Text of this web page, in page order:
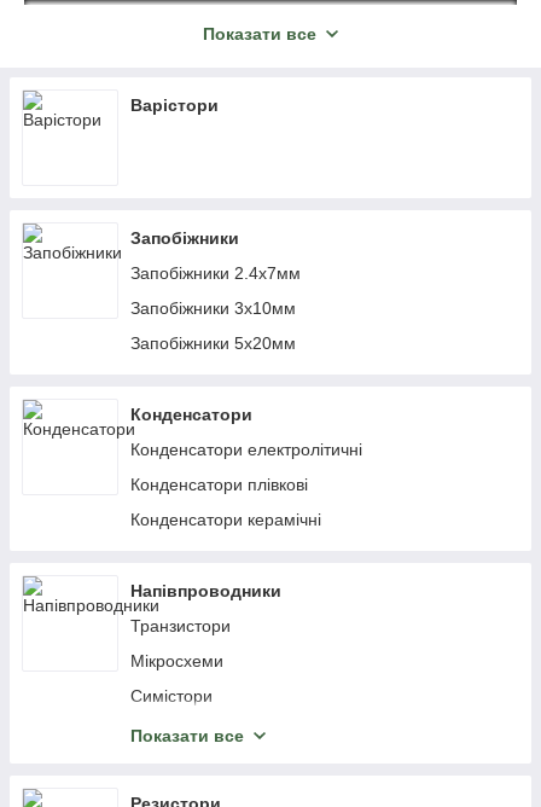
Показати все
Варістори
Запобіжники
Запобіжники 2.4х7мм
Запобіжники 3х10мм
Запобіжники 5х20мм
Конденсатори
Конденсатори електролітичні
Конденсатори плівкові
Конденсатори керамічні
Напівпроводники
Транзистори
Мікросхеми
Симістори
Тиристори
Показати все